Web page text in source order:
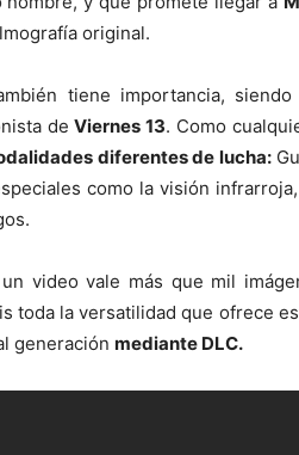
original.
tiene importancia,
deViernes 13. Como
diferentes de lucha:
como la visión
video vale más que mil
toda la versatilidad que ofrece
generación mediante DLC.